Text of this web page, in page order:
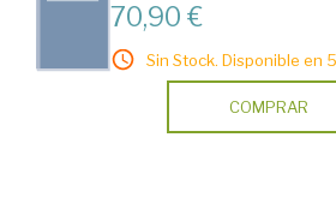
70,90 €
Sin Stock. Disponible en
COMPRAR